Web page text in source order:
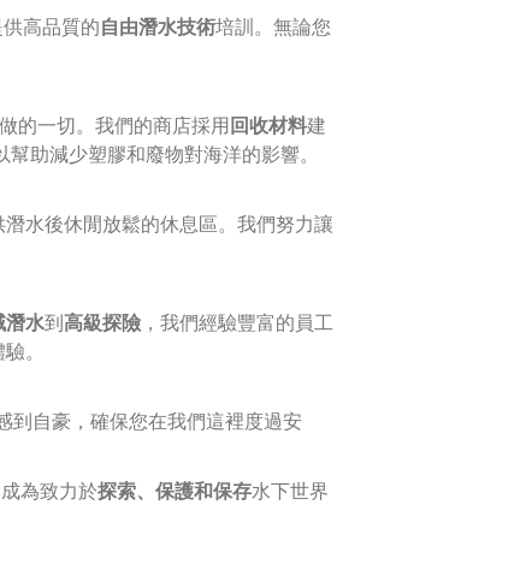
高品質的自由潛水技術培訓。無論您
的一切。我們的商店採用回收材料建
幫助減少塑膠和廢物對海洋的影響。
水後休閒放鬆的休息區。我們努力讓
潛水到高級探險 ，我們經驗豐富的員工
。
到自豪，確保您在我們這裡度過安
為致力於探索、保護和保存水下世界